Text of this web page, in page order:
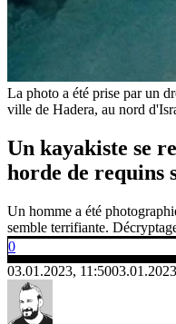
La photo a été prise par un
ville de Hadera, au nord
Un kayakiste se
horde de requins
Un homme a été
semble terrifiante.
0
03.01.2023, 11:50